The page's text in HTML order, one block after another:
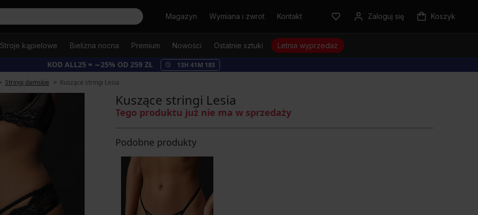
SzukajMagazyn Wymiana i zwrot Kontakt Zaloguj się Koszyk
Stroje kąpielowe Bielizna nocna Premium Nowości Ostatnie sztuki Letnia wyprzedaż
KOD ALL25 = −25% OD 259 ZŁ 13H 41M 17S
Stringi damskie Kuszące stringi Lesia
Kuszące stringi Lesia
Tego produktu już nie ma w sprzedaży
Podobne produkty